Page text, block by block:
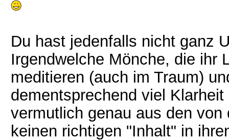
Du hast jedenfalls nicht ganz
Irgendwelche Mönche, die ihr
meditieren (auch im Traum)
dementsprechend viel
vermutlich genau aus den
keinen richtigen "Inhalt" in